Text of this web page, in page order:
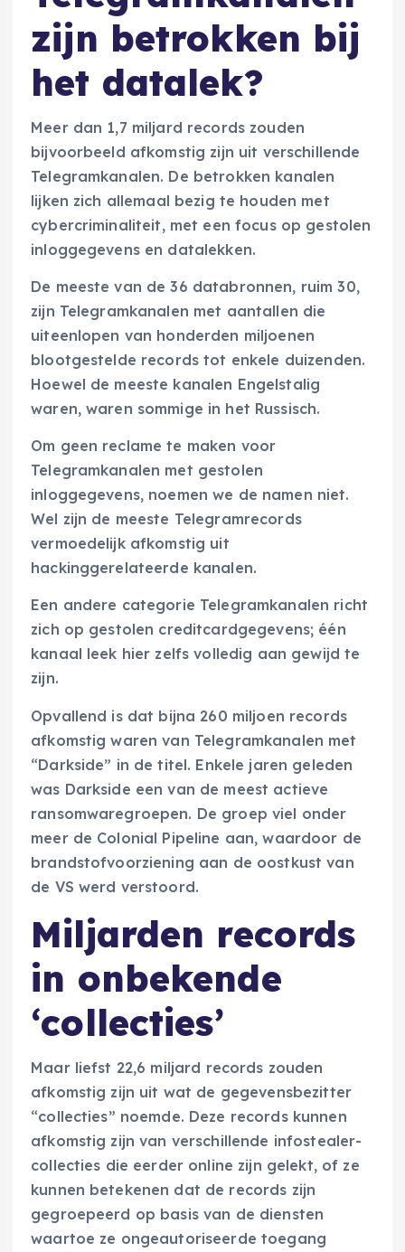
zijn betrokken bij
het datalek?
Meer dan 1,7 miljard records zouden
bijvoorbeeld afkomstig zijn uit verschillende
Telegramkanalen. De betrokken kanalen
lijken zich allemaal bezig te houden met
cybercriminaliteit, met een focus op gestolen
inloggegevens en datalekken.
De meeste van de 36 databronnen, ruim 30,
zijn Telegramkanalen met aantallen die
uiteenlopen van honderden miljoenen
blootgestelde records tot enkele duizenden.
Hoewel de meeste kanalen Engelstalig
waren, waren sommige in het Russisch.
Om geen reclame te maken voor
Telegramkanalen met gestolen
inloggegevens, noemen we de namen niet.
Wel zijn de meeste Telegramrecords
vermoedelijk afkomstig uit
hackinggerelateerde kanalen.
Een andere categorie Telegramkanalen richt
zich op gestolen creditcardgegevens; één
kanaal leek hier zelfs volledig aan gewijd te
zijn.
Opvallend is dat bijna 260 miljoen records
afkomstig waren van Telegramkanalen met
“Darkside” in de titel. Enkele jaren geleden
was Darkside een van de meest actieve
ransomwaregroepen. De groep viel onder
meer de Colonial Pipeline aan, waardoor de
brandstofvoorziening aan de oostkust van
de VS werd verstoord.
Miljarden records
in onbekende
‘collecties’
Maar liefst 22,6 miljard records zouden
afkomstig zijn uit wat de gegevensbezitter
“collecties” noemde. Deze records kunnen
afkomstig zijn van verschillende infostealer-
collecties die eerder online zijn gelekt, of ze
kunnen betekenen dat de records zijn
gegroepeerd op basis van de diensten
waartoe ze ongeautoriseerde toegang